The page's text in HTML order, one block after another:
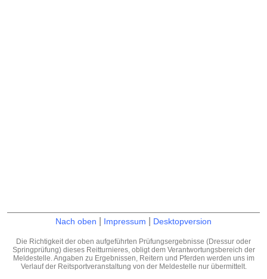
Nach oben Impressum Desktopversion
Die Richtigkeit der oben aufgeführten Prüfungsergebnisse (Dressur oder
Springprüfung) dieses Reitturnieres, obligt dem Verantwortungsbereich der
Meldestelle. Angaben zu Ergebnissen, Reitern und Pferden werden uns im
Verlauf der Reitsportveranstaltung von der Meldestelle nur übermittelt.